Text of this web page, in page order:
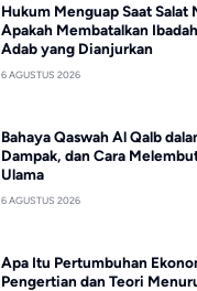
Hukum Menguap Saat Salat
Apakah Membatalkan
Adab yang Dianjurkan
6 AGUSTUS 2026
Bahaya Qaswah Al Qalb
Dampak, dan Cara
Ulama
6 AGUSTUS 2026
Apa Itu Pertumbuhan
Pengertian dan Teori